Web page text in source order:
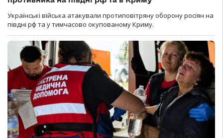
Українські війська атакували протиповітряну оборону росіян на
півдні рф та у тимчасово окупованому Криму.